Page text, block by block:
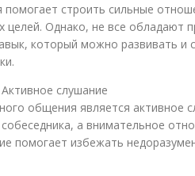
строить сильные
целей. Однако, не все обладают
который можно развивать и
слушание
общения является активное
а внимательное
помогает избежать